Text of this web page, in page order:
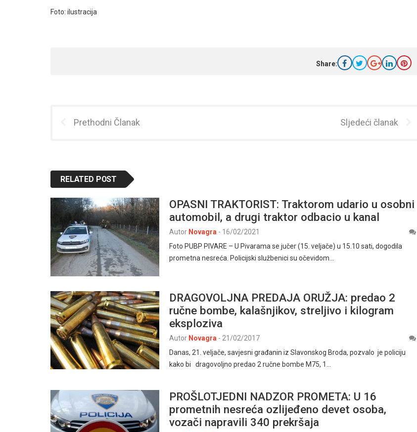
Foto: ilustracija
Share:
Prethodni Članak Sljedeći članak
RELATED POST
OPASNI TRAKTORIST: Traktorom udario u osobni
automobil, a drugi traktor odbacio u kanal
Autor Novagra - 16/02/2021
Foto PUBP PIVARE – U Pivarama se jučer (15. veljače) u 15.10 sati, dogodila
prometna nesreća. Policijski službenici su očevidom…
DRAGOVOLJNA PREDAJA ORUŽJA: predao 2
ručne bombe, kalašnjikov, streljivo i kilogram
eksploziva
Autor Novagra - 21/02/2017
Danas, 21. veljače, savjesni građanin iz Slavonskog Broda, pozvalo je policiju
kako bi dragovoljno predao 2 ručne bombe M75, 1…
PROŠLOTJEDNI NADZOR PROMETA: U 16
prometnih nesreća ozlijeđeno devet osoba,
vozači napravili 340 prekršaja